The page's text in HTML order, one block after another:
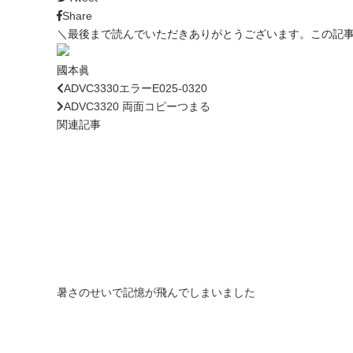
Share
＼最後まで読んでいただきありがとうございます。この記
國本眞
ADVC3330エラーE025-0320
ADVC3320 両面コピーつまる
関連記事
暑さのせいで記憶が飛んでしまいました